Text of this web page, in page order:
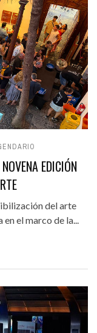
EDICIÓN
del arte
el marco de la...